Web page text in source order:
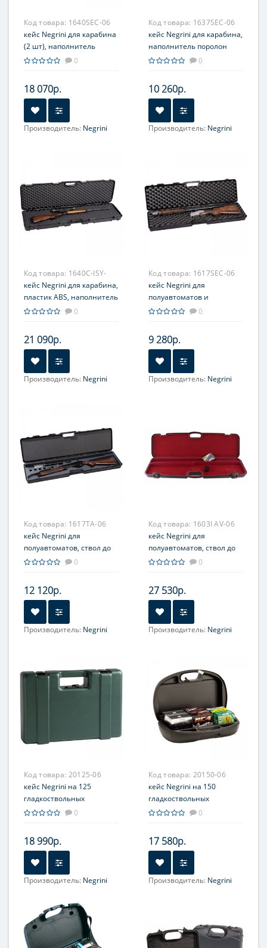
Код товара: 1640SEC-06
кейс Negrini для карабина
(2 шт), наполнитель
поролон
0
18 070р.
Производитель: Negrini
Код товара: 1637SEC-06
кейс Negrini для карабина,
наполнитель поролон
0
10 260р.
Производитель: Negrini
Код товара: 1640C-ISY-
COM-06
кейс Negrini для карабина,
пластик ABS, наполнитель
поролон, черный
0
21 090р.
Производитель: Negrini
Код товара: 1617SEC-06
кейс Negrini для
полуавтоматов и
вертикалок, длина
0
9 280р.
Производитель: Negrini
Код товара: 1617TA-06
кейс Negrini для
полуавтоматов, ствол до
940 мм, с отделениями
0
12 120р.
Производитель: Negrini
Код товара: 1603I AV-06
кейс Negrini для
полуавтоматов, ствол до
940 мм, черный, с
0
27 530р.
Производитель: Negrini
Код товара: 20125-06
кейс Negrini на 125
гладкоствольных
патронов
0
18 990р.
Производитель: Negrini
Код товара: 20150-06
кейс Negrini на 150
гладкоствольных
патронов, без плечевого
0
17 580р.
Производитель: Negrini